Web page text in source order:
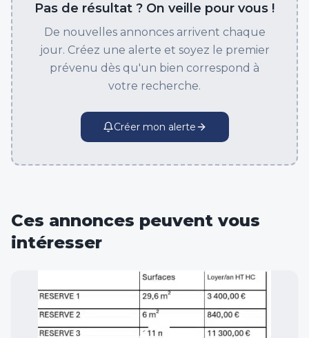
Pas de résultat ? On veille pour vous !
De nouvelles annonces arrivent chaque
jour. Créez une alerte et soyez le premier
prévenu dès qu'un bien correspond à
votre recherche.
Créer mon alerte
Ces annonces peuvent vous
intéresser